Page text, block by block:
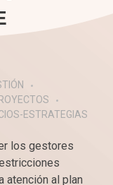
ESTRATEGIAS
los gestores
atención al plan